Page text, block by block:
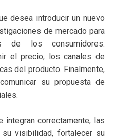
desea introducir un nuevo
de mercado para
de los consumidores.
el precio, los canales de
del producto. Finalmente,
su propuesta de
integran correctamente, las
su visibilidad, fortalecer su